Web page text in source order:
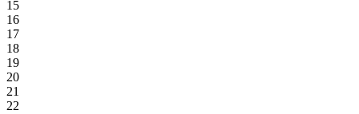
15
16
17
18
19
20
21
22